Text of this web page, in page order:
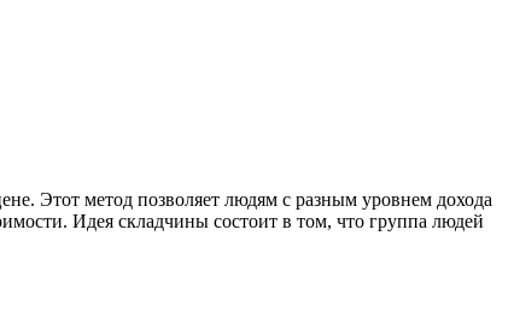
Этот метод позволяет людям с разным уровнем дохода
Идея складчины состоит в том, что группа людей